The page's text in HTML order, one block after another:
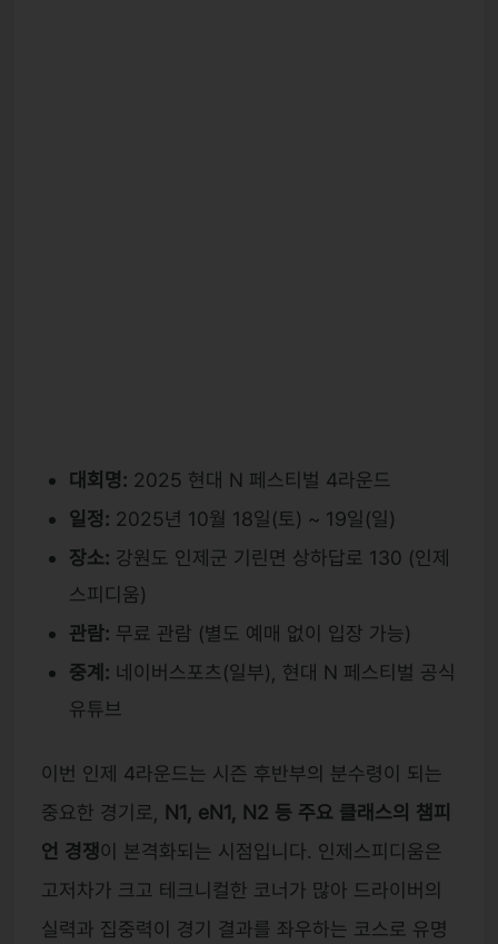
대회명: 2025 현대 N 페스티벌 4라운드
일정: 2025년 10월 18일(토) ~ 19일(일)
장소: 강원도 인제군 기린면 상하답로 130 (인제
스피디움)
관람: 무료 관람 (별도 예매 없이 입장 가능)
중계: 네이버스포츠(일부), 현대 N 페스티벌 공식
유튜브
이번 인제 4라운드는 시즌 후반부의 분수령이 되는
중요한 경기로,
N1, eN1, N2 등 주요 클래스의 챔피
언 경쟁 이 본격화되는 시점입니다. 인제스피디움은
고저차가 크고 테크니컬한 코너가 많아 드라이버의
실력과 집중력이 경기 결과를 좌우하는 코스로 유명